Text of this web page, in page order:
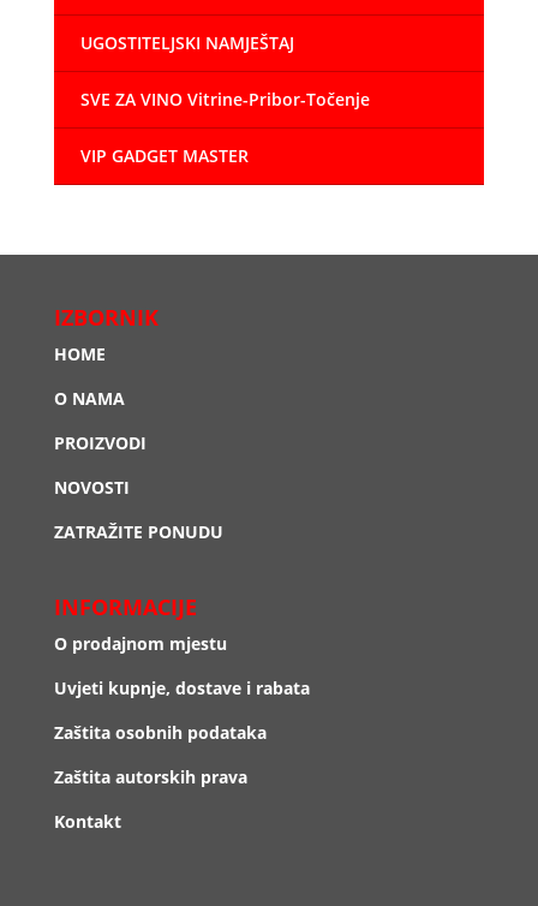
UGOSTITELJSKI NAMJEŠTAJ
SVE ZA VINO Vitrine-Pribor-Točenje
VIP GADGET MASTER
IZBORNIK
HOME
O NAMA
PROIZVODI
NOVOSTI
ZATRAŽITE PONUDU
INFORMACIJE
O prodajnom mjestu
Uvjeti kupnje, dostave i rabata
Zaštita osobnih podataka
Zaštita autorskih prava
Kontakt